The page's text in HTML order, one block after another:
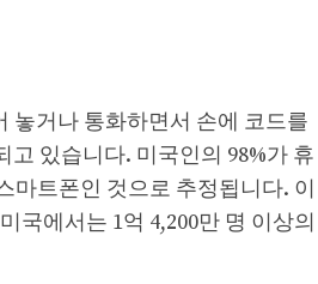
놓거나 통화하면서 손에 코드를
있습니다. 미국인의 98%가 휴
마트폰인 것으로 추정됩니다. 이
국에서는 1억 4,200만 명 이상의